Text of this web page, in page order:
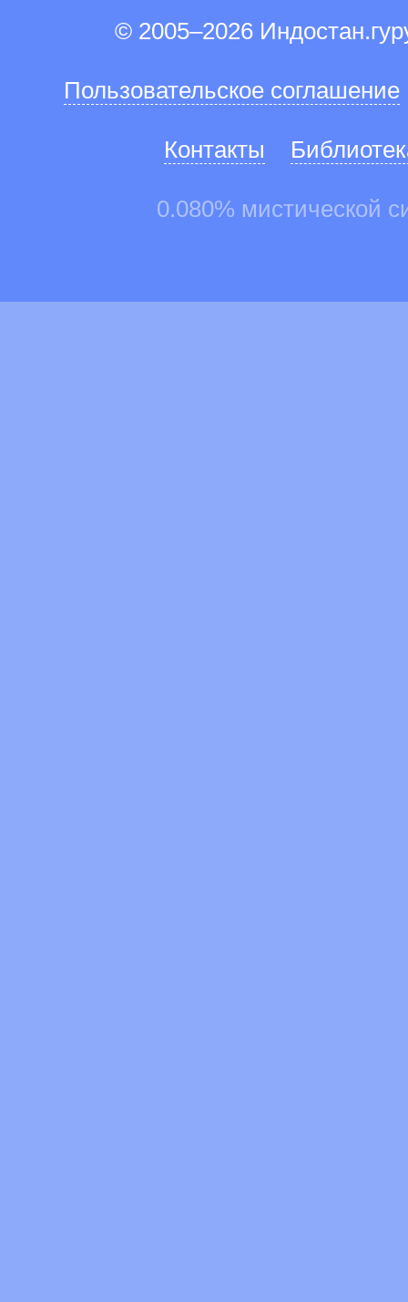
© 2005–2026
Пользовательское соглашение
Контакты
0.080% мистической